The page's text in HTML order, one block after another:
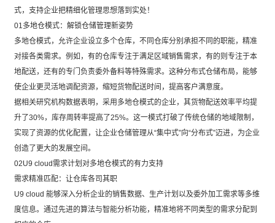
式，支持企业把精细化管理思想落到实处！
01多地仓模式：解锁仓储管理新姿势
多地仓模式，允许企业设立多个仓库，不同仓库分别承担不同的职能，精准
对接各类需求。例如，有的仓库专注于满足区域销售需求，有的则专注于本
地配送，还有的专门负责委外备料等特殊需求。这种分布式仓储布局，能够
使企业更灵活地调配资源，缩短货物配送时间，提高客户满意度。
据相关研究机构数据表明，采用多地仓模式的企业，其货物配送效率平均提
升了30%，库存周转率提高了25%。这一模式打破了传统仓储的地域限制，
实现了资源的优化配置，让企业仓储管理从“集中式”向“分布式”迈进，为企业
创造了更大的发展空间。
02U9 cloud需求计划对多地仓模式的有力支持
需求精准匹配：让仓库各司其职
U9 cloud 能够深入分析企业的销售数据、生产计划以及委外加工需求等多维
度信息。通过先进的算法与智能分析功能，精准地将不同类型的需求分配到